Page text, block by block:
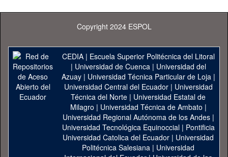
Copyright 2024 ESPOL
CEDIA| Escuela Superior Politécnica del Litoral
| Universidad de Cuenca| Universidad del
Azuay| Universidad Técnica Particular de Loja|
Universidad Central del Ecuador| Universidad
Técnica del Norte | Universidad Estatal de
Milagro | Universidad Técnica de Ambato |
Universidad Regional Autónoma de los Andes|
Universidad Tecnológica Equinoccial| Pontificia
Universidad Catolica del Ecuador | Universidad
Politécnica Salesiana | Universidad